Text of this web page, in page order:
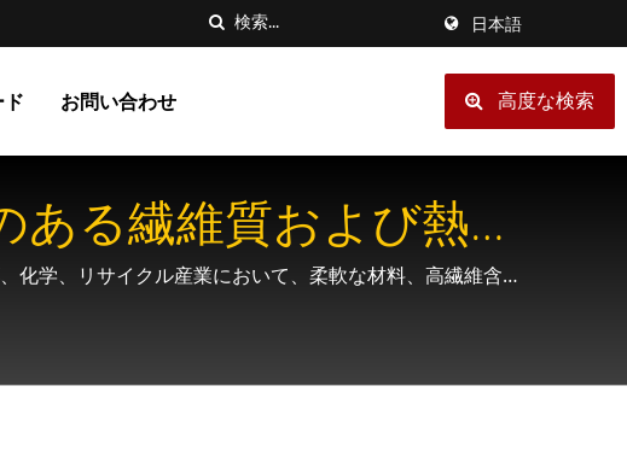
日本語
ド お問い合わせ 高度な検索
る繊維質および熱に
化学、リサイクル産業において、柔軟な材料、高繊維含